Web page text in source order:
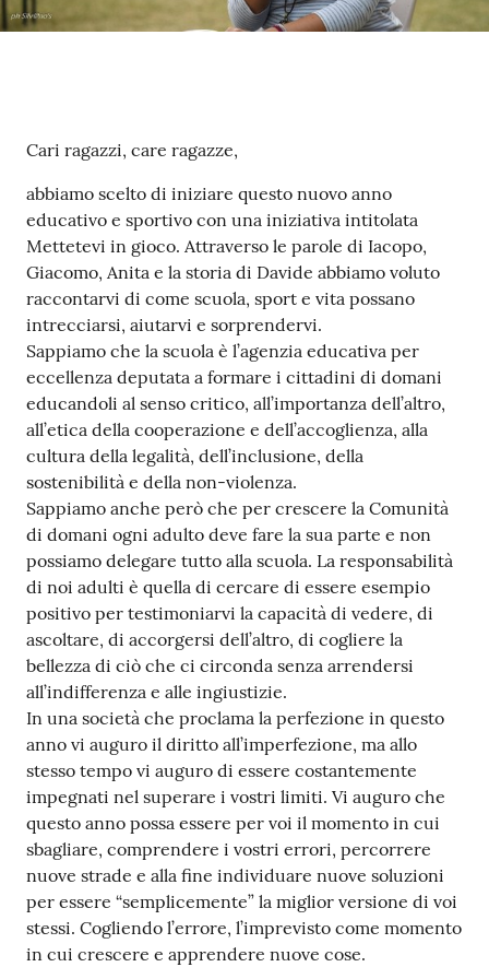
Contenuto
Cari ragazzi, care ragazze,
abbiamo scelto di iniziare questo nuovo anno
educativo e sportivo con una iniziativa intitolata
Mettetevi in gioco. Attraverso le parole di Iacopo,
Giacomo, Anita e la storia di Davide abbiamo voluto
raccontarvi di come scuola, sport e vita possano
intrecciarsi, aiutarvi e sorprendervi.
Sappiamo che la scuola è l’agenzia educativa per
eccellenza deputata a formare i cittadini di domani
educandoli al senso critico, all’importanza dell’altro,
all’etica della cooperazione e dell’accoglienza, alla
cultura della legalità, dell’inclusione, della
sostenibilità e della non-violenza.
Sappiamo anche però che per crescere la Comunità
di domani ogni adulto deve fare la sua parte e non
possiamo delegare tutto alla scuola. La responsabilità
di noi adulti è quella di cercare di essere esempio
positivo per testimoniarvi la capacità di vedere, di
ascoltare, di accorgersi dell’altro, di cogliere la
bellezza di ciò che ci circonda senza arrendersi
all’indifferenza e alle ingiustizie.
In una società che proclama la perfezione in questo
anno vi auguro il diritto all’imperfezione, ma allo
stesso tempo vi auguro di essere costantemente
impegnati nel superare i vostri limiti. Vi auguro che
questo anno possa essere per voi il momento in cui
sbagliare, comprendere i vostri errori, percorrere
nuove strade e alla fine individuare nuove soluzioni
per essere “semplicemente” la miglior versione di voi
stessi. Cogliendo l’errore, l’imprevisto come momento
in cui crescere e apprendere nuove cose.